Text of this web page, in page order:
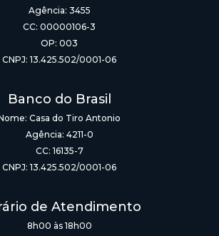
Agência: 3455
CC: 00000106-3
OP: 003
CNPJ: 13.425.502/0001-06
Banco do Brasil
Casa do Tiro Antonio
Agência: 4211-0
CC: 16135-7
CNPJ: 13.425.502/0001-06
de Atendimento
8h00 às 18h00